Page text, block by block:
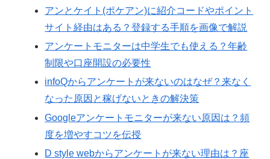
アンとケイト(ポケアン)に紹介コードやポイント
サイト経由はある？登録する手順を画像で解説
アンケートモニターは中学生でも使える？年齢
制限や口座開設の必要性
infoQからアンケートが来ないのはなぜ？来なく
なった原因と稼げないときの解決策
Googleアンケートモニターが来ない原因は？頻
度を増やすコツを伝授
D style webからアンケートが来ない理由は？座